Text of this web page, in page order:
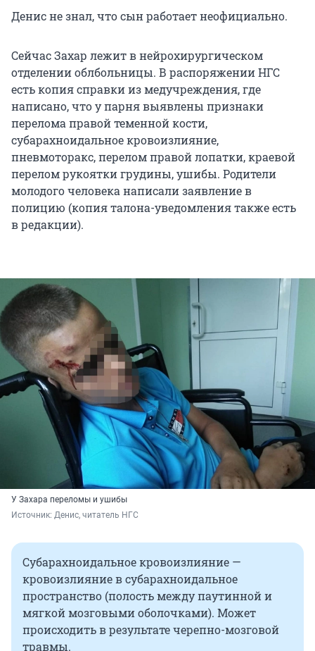
Денис не знал, что сын работает неофициально.
Сейчас Захар лежит в нейрохирургическом
отделении облбольницы. В распоряжении НГС
есть копия справки из медучреждения, где
написано, что у парня выявлены признаки
перелома правой теменной кости,
субарахноидальное кровоизлияние,
пневмоторакс, перелом правой лопатки, краевой
перелом рукоятки грудины, ушибы. Родители
молодого человека написали заявление в
полицию (копия талона-уведомления также есть
в редакции).
У Захара переломы и ушибы
Источник: Денис, читатель НГС
Субарахноидальное кровоизлияние —
кровоизлияние в субарахноидальное
пространство (полость между паутинной и
мягкой мозговыми оболочками). Может
происходить в результате черепно-мозговой
травмы.